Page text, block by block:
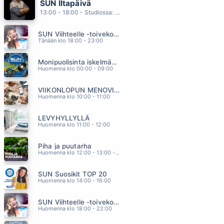
VIELA ON KESAA JALJELLA
MORE THAN WORDS
PULSSI
KESKIYÖN COWBOY
ODOTA
SUN Iltapäivä
13:00 - 18:00 - Studiossa: Kaisu Lämsä
SUN Viihteelle -toivekonsertti
Tänään klo 18:00 - 23:00
Monipuolisinta iskelmää ja parasta poppia
Huomenna klo 00:00 - 09:00
VIIKONLOPUN MENOVINKIT
Huomenna klo 10:00 - 11:00
LEVYHYLLYLLÄ
Huomenna klo 11:00 - 12:00
Piha ja puutarha
Huomenna klo 12:00 - 13:00 - Studiossa: Pinsiön Taimisto
SUN Suosikit TOP 20
Huomenna klo 14:00 - 16:00
SUN Viihteelle -toivekonsertti
Huomenna klo 18:00 - 22:00